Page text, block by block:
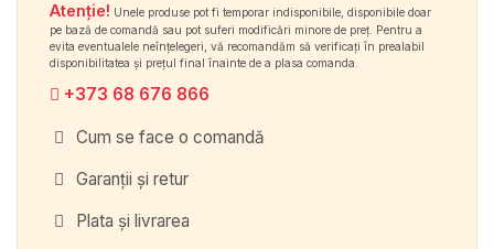
Atenție! Unele produse pot fi temporar indisponibile, disponibile doar
pe bază de comandă sau pot suferi modificări minore de preț. Pentru a
evita eventualele neînțelegeri, vă recomandăm să verificați în prealabil
disponibilitatea și prețul final înainte de a plasa comanda.
+373 68 676 866
Cum se face o comandă
Garanții și retur
Plata și livrarea